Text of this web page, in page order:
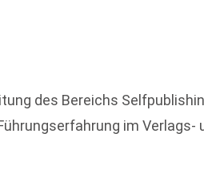
des Bereichs
im